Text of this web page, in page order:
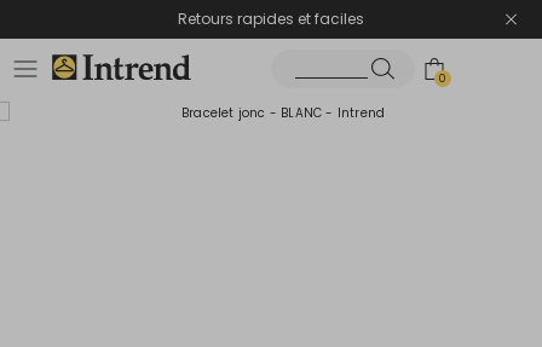
Retours rapides et faciles
0